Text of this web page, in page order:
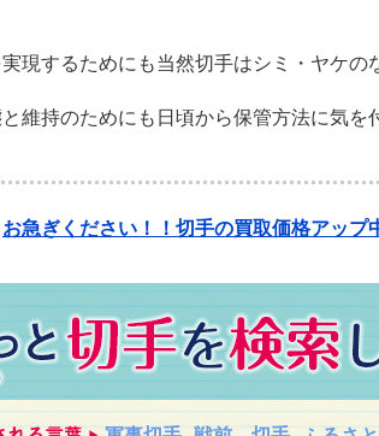
現するためにも当然切手はシミ・ヤケの
維持のためにも日頃から保管方法に気を
お急ぎください！！切手の買取価格アップ